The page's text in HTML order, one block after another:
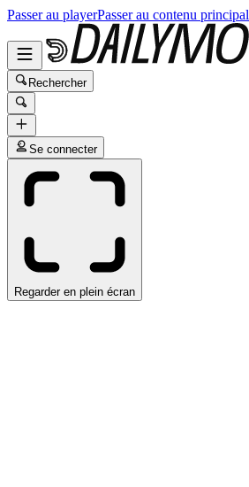
Passer au playerPasser au contenu principal
Rechercher
Se connecter
Regarder en plein écran